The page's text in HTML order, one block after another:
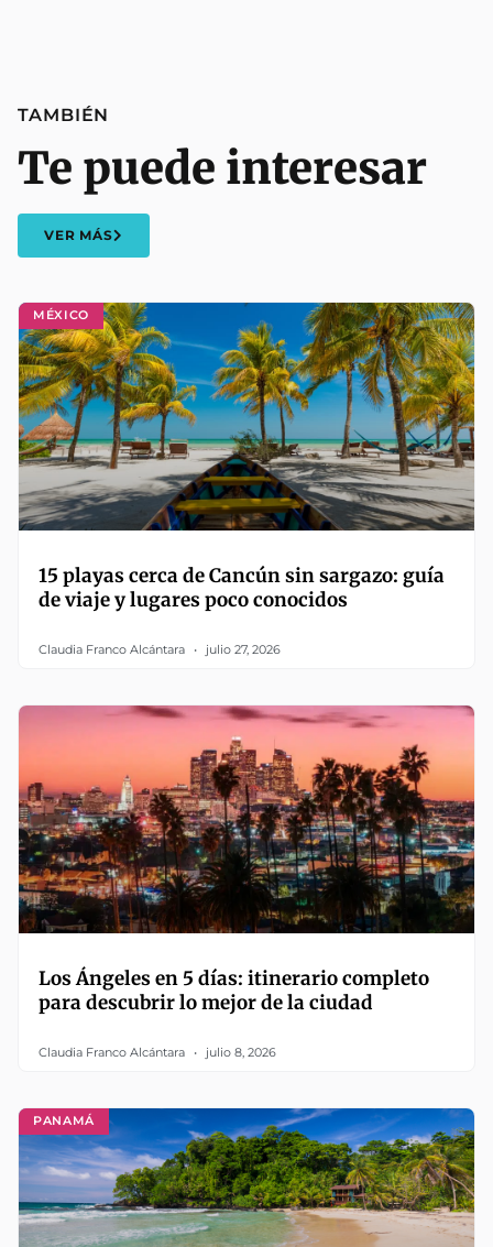
MÉXICO
15 playas cerca de Cancún sin sargazo: guía
de viaje y lugares poco conocidos
Claudia Franco Alcántara julio 27, 2026
Los Ángeles en 5 días: itinerario completo
para descubrir lo mejor de la ciudad
Claudia Franco Alcántara julio 8, 2026
PANAMÁ
TAMBIÉN
Te puede interesar
VER MÁS